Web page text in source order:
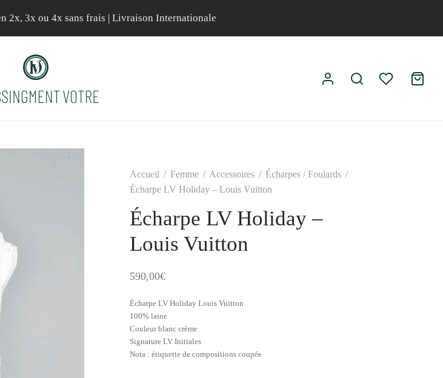
2x, 3x ou 4x sans frais | Livraison Internationale
Accueil / Femme / Accessoires / Écharpes / Foulards /
Écharpe LV Holiday – Louis Vuitton
Écharpe LV Holiday –
Louis Vuitton
590,00€
Écharpe LV Holiday Louis Vuitton
100% laine
Couleur blanc crème
Signature LV Initiales
Nota : étiquette de compositions coupée